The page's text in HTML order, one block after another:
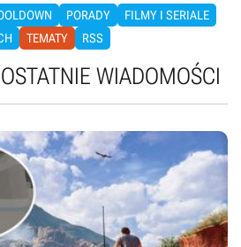
PORADY
FILMY I SERIALE
TEMATY RSS
OSTATNIE WIADOMOŚCI